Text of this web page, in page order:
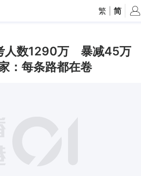
繁 简
人数1290万 暴减45万
：每条路都在卷